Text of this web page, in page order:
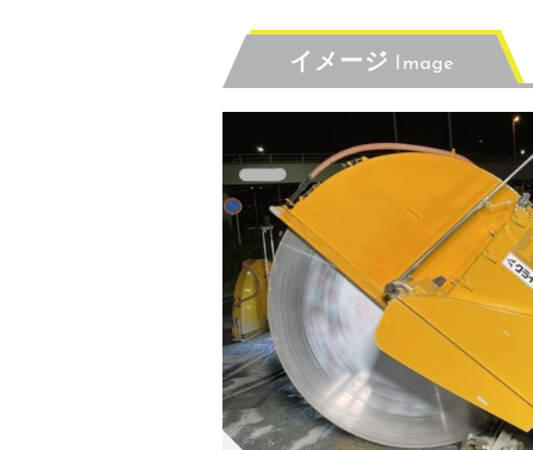
イメージ Image